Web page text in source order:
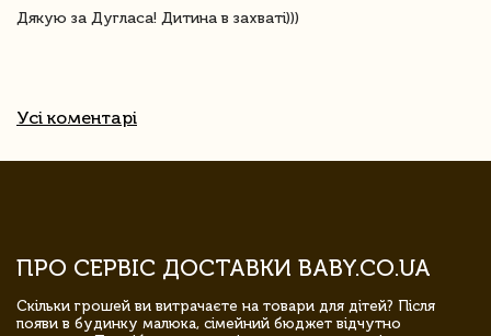
Дякую за Дугласа! Дитина в захваті)))
Усі коментарі
ПРО СЕРВІС ДОСТАВКИ BABY.CO.UA
Скільки грошей ви витрачаєте на товари для дітей? Після
появи в будинку малюка, сімейний бюджет відчутно